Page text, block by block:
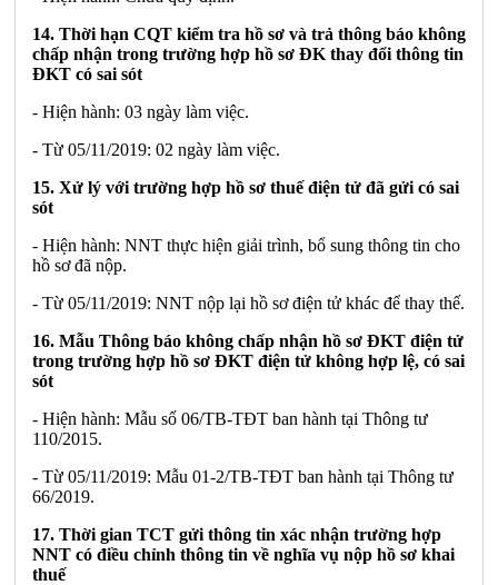
14. Thời hạn CQT kiểm tra hồ sơ và trả thông báo không
chấp nhận trong trường hợp hồ sơ ĐK thay đổi thông tin
ĐKT có sai sót
- Hiện hành: 03 ngày làm việc.
- Từ 05/11/2019: 02 ngày làm việc.
15. Xử lý với trường hợp hồ sơ thuế điện tử đã gửi có sai
sót
- Hiện hành: NNT thực hiện giải trình, bổ sung thông tin cho
hồ sơ đã nộp.
- Từ 05/11/2019: NNT nộp lại hồ sơ điện tử khác để thay thế.
16. Mẫu Thông báo không chấp nhận hồ sơ ĐKT điện tử
trong trường hợp hồ sơ ĐKT điện tử không hợp lệ, có sai
sót
- Hiện hành: Mẫu số 06/TB-TĐT ban hành tại Thông tư
110/2015.
- Từ 05/11/2019: Mẫu 01-2/TB-TĐT ban hành tại Thông tư
66/2019.
17. Thời gian TCT gửi thông tin xác nhận trường hợp
NNT có điều chỉnh thông tin về nghĩa vụ nộp hồ sơ khai
thuế